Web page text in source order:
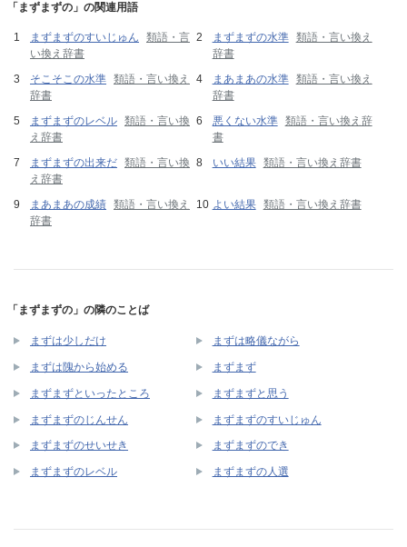
「まずまずの」の関連用語
まずまずのすいじゅん
類語・言
い換え辞書
まずまずの水準 類語・言い換え
辞書
そこそこの水準 類語・言い換え
辞書
まあまあの水準 類語・言い換え
辞書
まずまずのレベル 類語・言い換
え辞書
悪くない水準 類語・言い換え辞
書
まずまずの出来だ 類語・言い換
え辞書
いい結果 類語・言い換え辞書
まあまあの成績 類語・言い換え
辞書
よい結果 類語・言い換え辞書
「まずまずの」の隣のことば
まずは少しだけ まずは略儀ながら
まずは隗から始める まずまず
まずまずといったところ まずまずと思う
まずまずのじんせん まずまずのすいじゅん
まずまずのせいせき まずまずのでき
まずまずのレベル まずまずの人選